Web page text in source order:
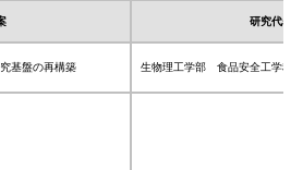
研究代表者
基盤の再構築 生物理工学部 食品安全工学